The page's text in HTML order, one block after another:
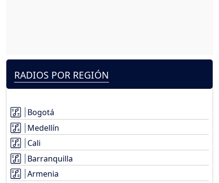
RADIOS POR REGIÓN
Bogotá
Medellín
Cali
Barranquilla
Armenia